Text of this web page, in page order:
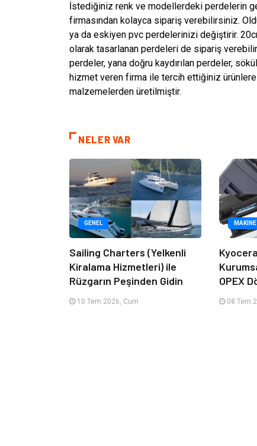
İstediğiniz renk ve modellerdeki perdelerin
firmasından kolayca sipariş verebilirsiniz.
ya da eskiyen pvc perdelerinizi değiştirir.
olarak tasarlanan perdeleri de sipariş
perdeler, yana doğru kaydırılan perdeler,
hizmet veren firma ile tercih ettiğiniz
malzemelerden üretilmiştir.
NELER VAR
GENEL
Sailing Charters (Yelkenli
Kiralama Hizmetleri) ile
Rüzgarın Peşinden Gidin
10 Tem 2026, Cum
MAKINE
OPEX
08 Tem